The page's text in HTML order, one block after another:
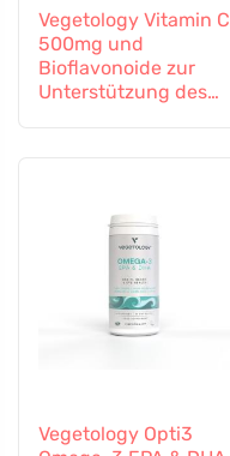
Vegetology Vitamin C
500mg und
Bioflavonoide zur
Unterstützung des
Vegetology Opti3